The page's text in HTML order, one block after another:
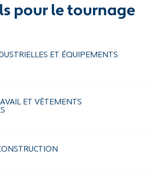
pour le tournage
ET ÉQUIPEMENTS
ET VÊTEMENTS